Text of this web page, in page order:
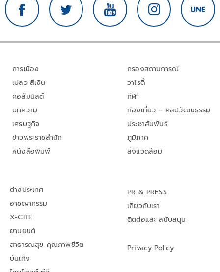
การเมือง
เปลว สีเงิน
คอลัมนิสต์
บทความ
เศรษฐกิจ
ข่าวพระราชสำนัก
หนังสือพิมพ์
กรองสถานการณ์
วาไรตี้
กีฬา
ท่องเที่ยว – ศิลปวัฒนธรรม
ประชาสัมพันธ์
ภูมิภาค
สิ่งแวดล้อม
ต่างประเทศ
อาชญากรรม
X-CITE
ยานยนต์
สาธารณสุข-คุณภาพชีวิต
บันเทิง
PR & PRESS
เกี่ยวกับเรา
ติดต่อและ สนับสนุน
Privacy Policy